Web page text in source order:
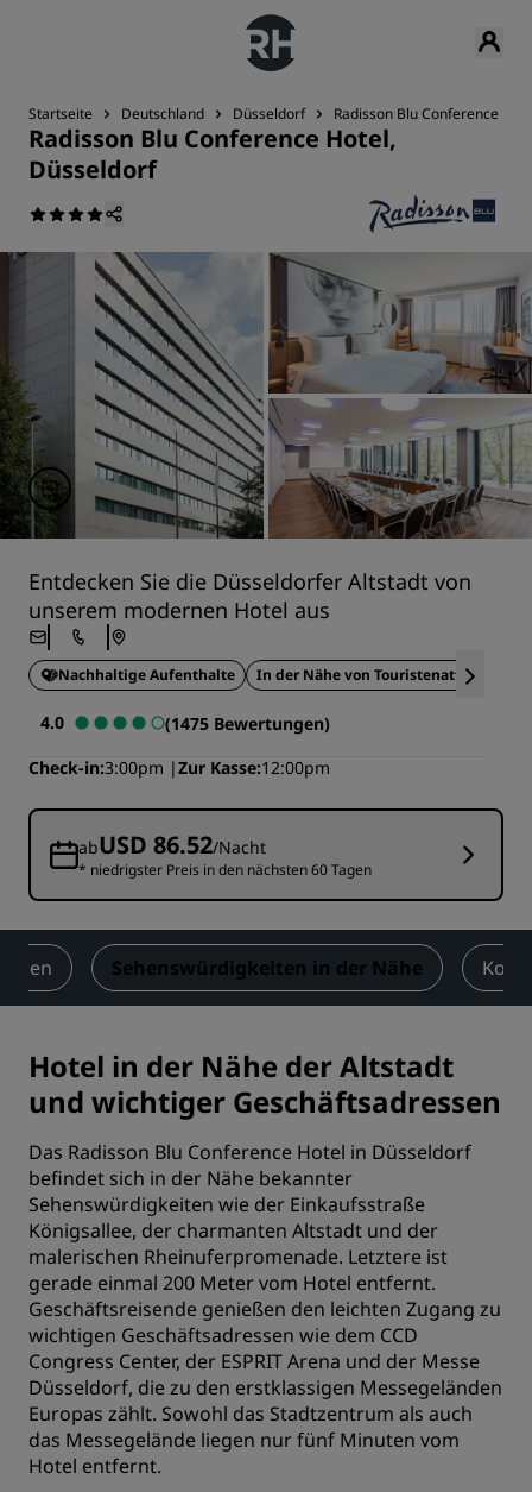
Startseite Deutschland Düsseldorf Radisson Blu Conference
Radisson Blu Conference Hotel,
Düsseldorf
Entdecken Sie die Düsseldorfer Altstadt von
unserem modernen Hotel aus
Nachhaltige Aufenthalte In der Nähe von Touristenattraktionen
4.0
(1475 Bewertungen)
Check-in 3:00pm Zur Kasse 12:00pm
abUSD 86.52/Nacht
* niedrigster Preis in den nächsten 60 Tagen
Sehenswürdigkeiten in der Nähe
Hotel in der Nähe der Altstadt
und wichtiger Geschäftsadressen
Das Radisson Blu Conference Hotel in Düsseldorf
befindet sich in der Nähe bekannter
Sehenswürdigkeiten wie der Einkaufsstraße
Königsallee, der charmanten Altstadt und der
malerischen Rheinuferpromenade. Letztere ist
gerade einmal 200 Meter vom Hotel entfernt.
Geschäftsreisende genießen den leichten Zugang zu
wichtigen Geschäftsadressen wie dem CCD
Congress Center, der ESPRIT Arena und der Messe
Düsseldorf, die zu den erstklassigen Messegeländen
Europas zählt. Sowohl das Stadtzentrum als auch
das Messegelände liegen nur fünf Minuten vom
Hotel entfernt.